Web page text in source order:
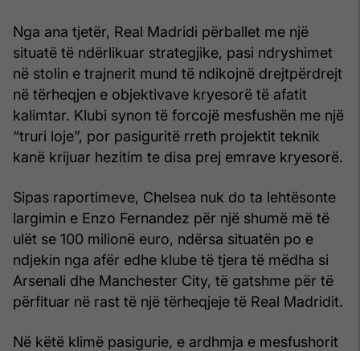
Nga ana tjetër, Real Madridi përballet me një
situatë të ndërlikuar strategjike, pasi ndryshimet
në stolin e trajnerit mund të ndikojnë drejtpërdrejt
në tërheqjen e objektivave kryesorë të afatit
kalimtar. Klubi synon të forcojë mesfushën me një
“truri loje”, por pasiguritë rreth projektit teknik
kanë krijuar hezitim te disa prej emrave kryesorë.
Sipas raportimeve, Chelsea nuk do ta lehtësonte
largimin e Enzo Fernandez për një shumë më të
ulët se 100 milionë euro, ndërsa situatën po e
ndjekin nga afër edhe klube të tjera të mëdha si
Arsenali dhe Manchester City, të gatshme për të
përfituar në rast të një tërheqjeje të Real Madridit.
Në këtë klimë pasigurie, e ardhmja e mesfushorit